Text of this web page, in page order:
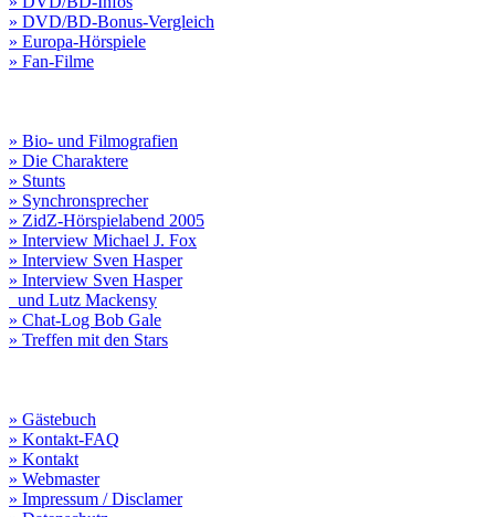
» DVD/BD-Bonus-Vergleich
» Europa-Hörspiele
» Fan-Filme
» Bio- und Filmografien
» Die Charaktere
» Stunts
» Synchronsprecher
» ZidZ-Hörspielabend 2005
» Interview Michael J. Fox
» Interview Sven Hasper
» Interview Sven Hasper
und Lutz Mackensy
» Chat-Log Bob Gale
» Treffen mit den Stars
» Gästebuch
» Kontakt-FAQ
» Kontakt
» Webmaster
» Impressum / Disclamer